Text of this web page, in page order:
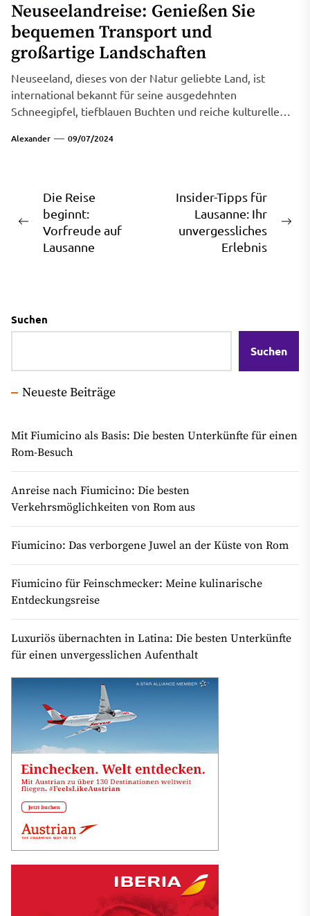
Neuseelandreise: Genießen Sie
bequemen Transport und
großartige Landschaften
Neuseeland, dieses von der Natur geliebte Land, ist
international bekannt für seine ausgedehnten
Schneegipfel, tiefblauen Buchten und reiche kulturelle
Alexander 09/07/2024
Beitragsnavigation
Previous
post:
Die Reise
beginnt:
Vorfreude auf
Lausanne
Insider-Tipps für
Lausanne: Ihr
unvergessliches
Erlebnis
Suchen
Suchen
Neueste Beiträge
Mit Fiumicino als Basis: Die besten Unterkünfte für einen
Rom-Besuch
Anreise nach Fiumicino: Die besten
Verkehrsmöglichkeiten von Rom aus
Fiumicino: Das verborgene Juwel an der Küste von Rom
Fiumicino für Feinschmecker: Meine kulinarische
Entdeckungsreise
Luxuriös übernachten in Latina: Die besten Unterkünfte
für einen unvergesslichen Aufenthalt